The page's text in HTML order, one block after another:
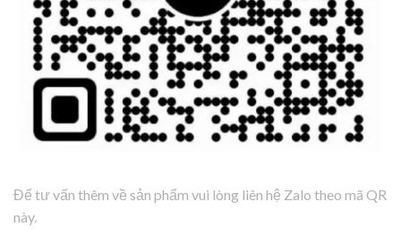
Để tư vấn thêm về sản phẩm vui lòng liên hệ Zalo theo mã QR
này.